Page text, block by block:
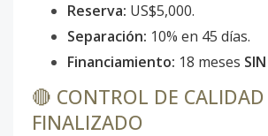
Reserva: US$5,000.
Separación: 10% en 45 días.
Financiamiento: 18 meses
🔴 CONTROL DE CALIDAD
FINALIZADO